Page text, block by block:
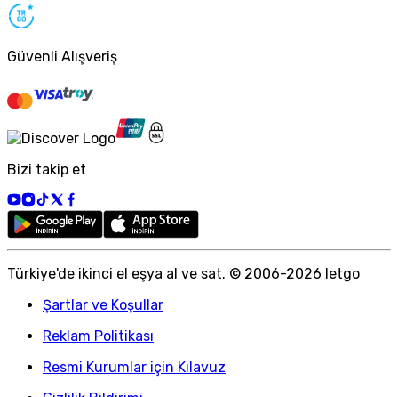
Güvenli Alışveriş
Bizi takip et
Türkiye'de ikinci el eşya al ve sat. © 2006-2026 letgo
Şartlar ve Koşullar
Reklam Politikası
Resmi Kurumlar için Kılavuz